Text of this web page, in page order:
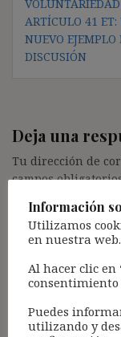
entradas
ARTÍCULO 41
NUEVO EJEMPLO
DISCUSIÓN
Deja una
Tu dirección de
campos
Comentario*
Información
Utilizamos
en nuestra web.
Al hacer clic en
consentimiento
Puedes
utilizando y